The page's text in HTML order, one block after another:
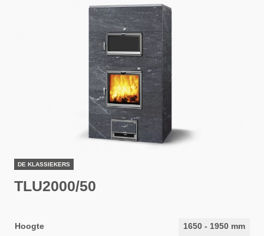
DE KLASSIEKERS
TLU2000/50
Hoogte 1650 - 1950 mm